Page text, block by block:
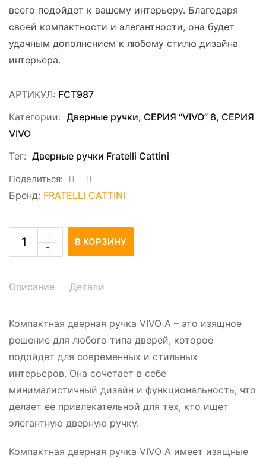
всего подойдет к вашему интерьеру. Благодаря
своей компактности и элегантности, она будет
удачным дополнением к любому стилю дизайна
интерьера.
АРТИКУЛ: FCT987
Категории: Дверные ручки, СЕРИЯ “VIVO” 8, СЕРИЯ
VIVO
Тег: Дверные ручки Fratelli Cattini
Поделиться:
Бренд: FRATELLI CATTINI
В КОРЗИНУ
Описание Детали
Компактная дверная ручка VIVO A – это изящное
решение для любого типа дверей, которое
подойдет для современных и стильных
интерьеров. Она сочетает в себе
минималистичный дизайн и функциональность, что
делает ее привлекательной для тех, кто ищет
элегантную дверную ручку.
Компактная дверная ручка VIVO A имеет изящные